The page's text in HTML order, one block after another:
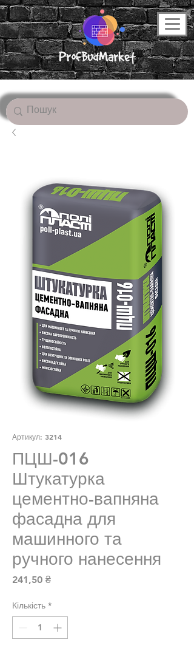
Артикул: 3214
ПЦШ-016
Штукатурка
цементно-вапняна
фасадна для
машинного та
ручного нанесення
241,50 ₴Ціна
Кількість *